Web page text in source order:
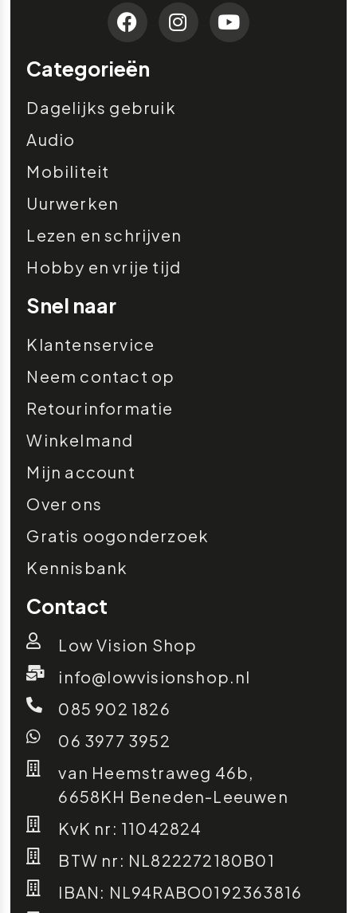
Categorieën
Dagelijks gebruik
Audio
Mobiliteit
Uurwerken
Lezen en schrijven
Hobby en vrije tijd
Snel naar
Klantenservice
Neem contact op
Retourinformatie
Winkelmand
Mijn account
Over ons
Gratis oogonderzoek
Kennisbank
Contact
Low Vision Shop
info@lowvisionshop.nl
085 902 1826
06 3977 3952
van Heemstraweg 46b,
6658KH Beneden-Leeuwen
KvK nr: 11042824
BTW nr: NL822272180B01
IBAN: NL94RABO0192363816